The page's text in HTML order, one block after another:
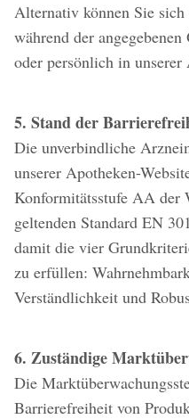
Alternativ können Sie
während der
oder persönlich in
5. Stand der
Die unverbindliche
unserer Apotheken-
Konformitätsstufe AA der
geltenden Standard EN
damit die vier
zu erfüllen:
Verständlichkeit und
6. Zuständige
Die
Barrierefreiheit von